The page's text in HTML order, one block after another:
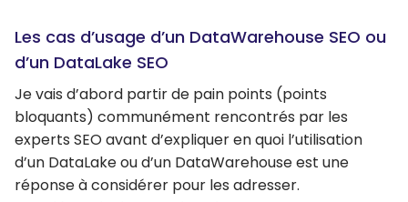
Les cas d’usage d’un DataWarehouse SEO ou
d’un DataLake SEO
Je vais d’abord partir de pain points (points
bloquants) communément rencontrés par les
experts SEO avant d’expliquer en quoi l’utilisation
d’un DataLake ou d’un DataWarehouse est une
réponse à considérer pour les adresser.